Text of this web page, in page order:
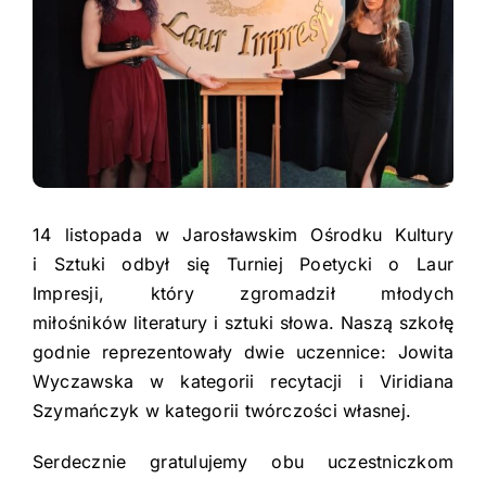
Urząd Miasta
PTE
Dziennik Elektroniczny
Deklaracja dostępności
Kontakt
Facebook
Youtube
Instagram
14 listopada w Jarosławskim Ośrodku Kultury
i Sztuki odbył się Turniej Poetycki o Laur
Impresji, który zgromadził młodych
miłośników literatury i sztuki słowa. Naszą szkołę
godnie reprezentowały dwie uczennice: Jowita
Wyczawska w kategorii recytacji i Viridiana
Szymańczyk w kategorii twórczości własnej.
Serdecznie gratulujemy obu uczestniczkom